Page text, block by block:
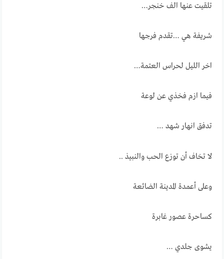
تلقيت عنها الف خنجر…
شريفة هي …تقدم فرجها
اخر الليل لحراس العتمة…
فيما ازم فخذي عن لوعة
تدفق انهار شهد …
لا تخاف أن توزع الحب والنبيذ ..
وعلى أعمدة المدينة الضائعة
كساحرة عصور غابرة
يشوى جلدي …